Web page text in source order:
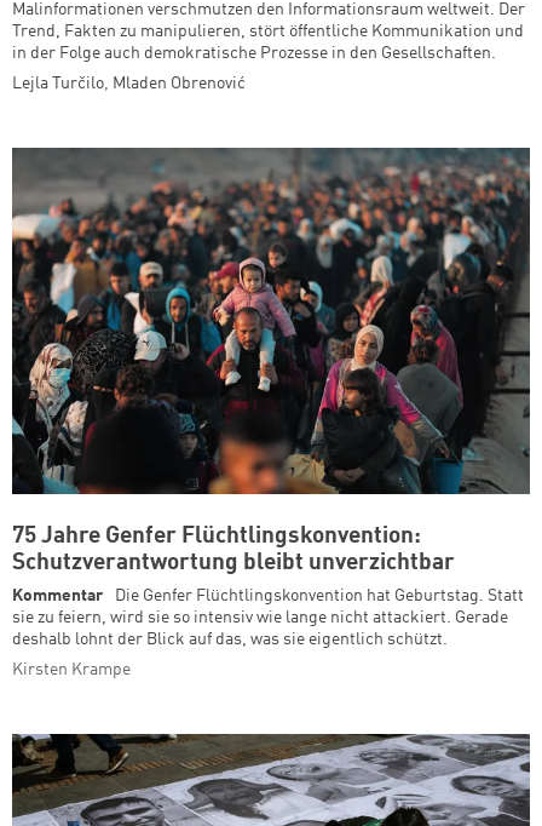
Malinformationen verschmutzen den Informationsraum weltweit. Der
Trend, Fakten zu manipulieren, stört öffentliche Kommunikation und
in der Folge auch demokratische Prozesse in den Gesellschaften.
Lejla Turčilo, Mladen Obrenović
75 Jahre Genfer Flüchtlingskonvention:
Schutzverantwortung bleibt unverzichtbar
Kommentar
Die Genfer Flüchtlingskonvention hat Geburtstag. Statt
sie zu feiern, wird sie so intensiv wie lange nicht attackiert. Gerade
deshalb lohnt der Blick auf das, was sie eigentlich schützt.
Kirsten Krampe